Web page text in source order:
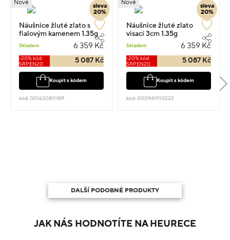
sleva
20%
Nové
Náušnice žluté zlato s
fialovým kamenem 1.35g
Skladem 6 359 Kč
-20% kód:
SRPEN20
5 087 Kč
Koupit s kódem
kód: 001630811189
sleva
20%
Nové
Náušnice žluté zlato
visací 3cm 1.35g
Skladem 6 359 Kč
-20% kód:
SRPEN20
5 087 Kč
Koupit s kódem
kód: 000941910222
DALŠÍ PODOBNÉ PRODUKTY
JAK NÁS HODNOTÍTE NA HEURECE